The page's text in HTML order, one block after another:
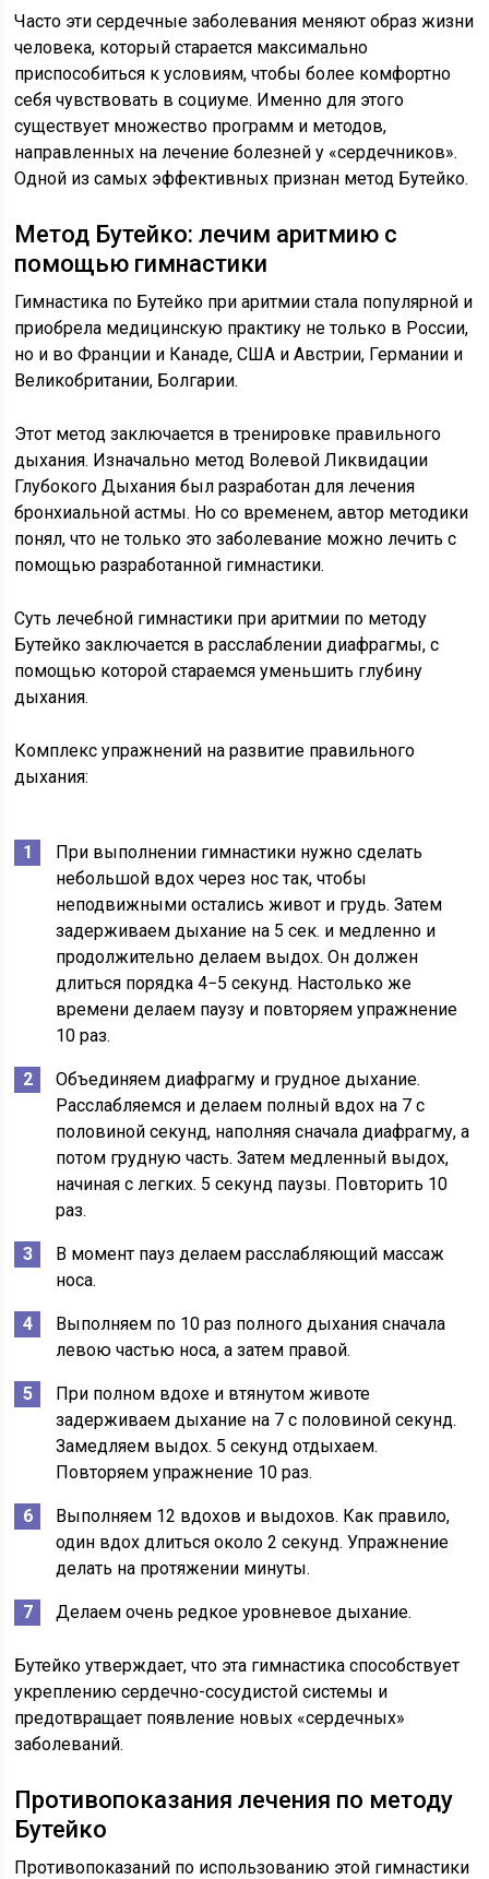
Часто эти сердечные заболевания меняют образ жизни
человека, который старается максимально
приспособиться к условиям, чтобы более комфортно
себя чувствовать в социуме. Именно для этого
существует множество программ и методов,
направленных на лечение болезней у «сердечников».
Одной из самых эффективных признан метод Бутейко.
Метод Бутейко: лечим аритмию с
помощью гимнастики
Гимнастика по Бутейко при аритмии стала популярной и
приобрела медицинскую практику не только в России,
но и во Франции и Канаде, США и Австрии, Германии и
Великобритании, Болгарии.
Этот метод заключается в тренировке правильного
дыхания. Изначально метод Волевой Ликвидации
Глубокого Дыхания был разработан для лечения
бронхиальной астмы. Но со временем, автор методики
понял, что не только это заболевание можно лечить с
помощью разработанной гимнастики.
Суть лечебной гимнастики при аритмии по методу
Бутейко заключается в расслаблении диафрагмы, с
помощью которой стараемся уменьшить глубину
дыхания.
Комплекс упражнений на развитие правильного
дыхания:
При выполнении гимнастики нужно сделать
небольшой вдох через нос так, чтобы
неподвижными остались живот и грудь. Затем
задерживаем дыхание на 5 сек. и медленно и
продолжительно делаем выдох. Он должен
длиться порядка 4−5 секунд. Настолько же
времени делаем паузу и повторяем упражнение
10 раз.
Объединяем диафрагму и грудное дыхание.
Расслабляемся и делаем полный вдох на 7 с
половиной секунд, наполняя сначала диафрагму, а
потом грудную часть. Затем медленный выдох,
начиная с легких. 5 секунд паузы. Повторить 10
раз.
В момент пауз делаем расслабляющий массаж
носа.
Выполняем по 10 раз полного дыхания сначала
левою частью носа, а затем правой.
При полном вдохе и втянутом животе
задерживаем дыхание на 7 с половиной секунд.
Замедляем выдох. 5 секунд отдыхаем.
Повторяем упражнение 10 раз.
Выполняем 12 вдохов и выдохов. Как правило,
один вдох длиться около 2 секунд. Упражнение
делать на протяжении минуты.
Делаем очень редкое уровневое дыхание.
Бутейко утверждает, что эта гимнастика способствует
укреплению сердечно-сосудистой системы и
предотвращает появление новых «сердечных»
заболеваний.
Противопоказания лечения по методу
Бутейко
Противопоказаний по использованию этой гимнастики